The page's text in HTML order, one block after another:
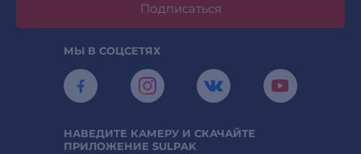
Подписаться
МЫ В СОЦСЕТЯХ
НАВЕДИТЕ КАМЕРУ И СКАЧАЙТЕ
ПРИЛОЖЕНИЕ SULPAK